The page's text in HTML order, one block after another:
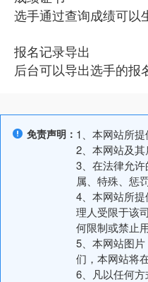
选手通过查询成绩可以
报名记录导出
后台可以导出选手的报
免责声明： 1、本网站所提
2、本网站及
3、在法律允
属、特殊、惩
4、本网站所
理人受限于该
何限制或禁止
5、本网站图
们，本网站将
6、凡以任何